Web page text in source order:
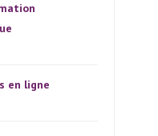
en ligne